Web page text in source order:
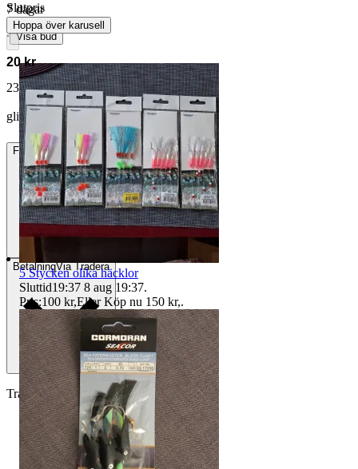
Slutpris
∙ Visa bud
20 kr
23 kr med köparskydd.
Läs mer
glina-pala vann auktionen
Frakt 22 kr Frimärken
BetalningVia Tradera
Traderas köparskydd
7 dagar
Hoppa över karusell
5 Stycken olika häcklor
Sluttid19:37 8 aug 19:37.
Pris:100 kr,Eller Köp nu 150 kr,.